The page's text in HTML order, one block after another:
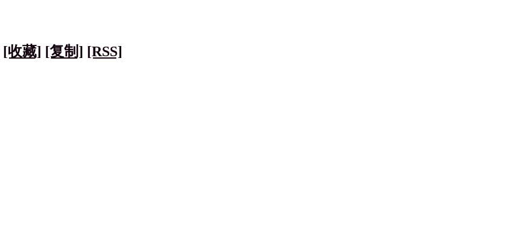
[收藏] [复制] [RSS]